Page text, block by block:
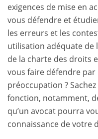
exigences de mise en
vous défendre et
les erreurs et les
utilisation adéquate de
de la charte des droits
vous faire défendre
préoccupation ?
fonction, notamment,
qu’un avocat pourra
connaissance de votre